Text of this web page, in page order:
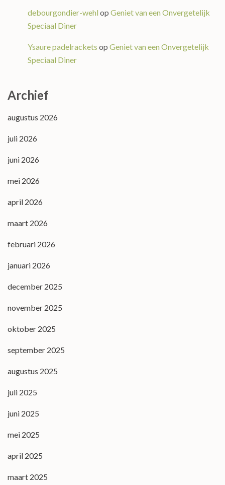
debourgondier-wehl op Geniet van een Onvergetelijk
Speciaal Diner
Ysaure padelrackets op Geniet van een Onvergetelijk
Speciaal Diner
Archief
augustus 2026
juli 2026
juni 2026
mei 2026
april 2026
maart 2026
februari 2026
januari 2026
december 2025
november 2025
oktober 2025
september 2025
augustus 2025
juli 2025
juni 2025
mei 2025
april 2025
maart 2025